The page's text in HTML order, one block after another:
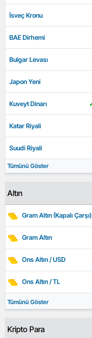
İsveç Kronu
BAE Dirhemi
Bulgar Levası
Japon Yeni
Kuveyt Dinarı
Katar Riyali
Suudi Riyali
Tümünü Göster
Altın
Gram Altın (Kapalı Çarşı)
Gram Altın
Ons Altın / USD
Ons Altın / TL
Tümünü Göster
Kripto Para